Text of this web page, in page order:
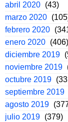
abril 2020 (43)
marzo 2020
febrero 2020
enero 2020 (406)
diciembre 2019
noviembre 2019
octubre 2019
septiembre 2019
agosto 2019
julio 2019 (379)